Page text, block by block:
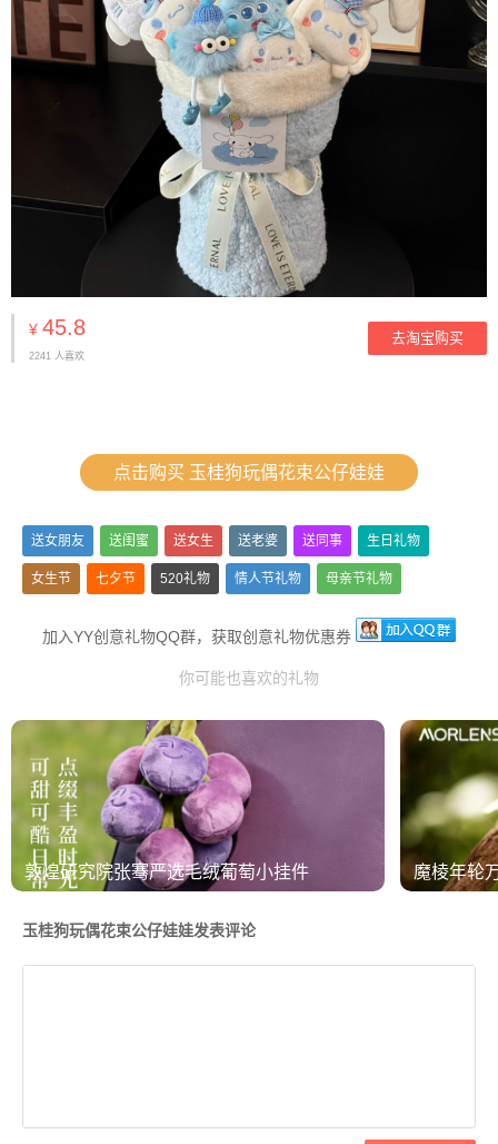
¥ 45.8
2241 人喜欢
去淘宝购买
点击购买 玉桂狗玩偶花束公仔娃娃
送女朋友 送闺蜜 送女生 送老婆 送同事 生日礼物
女生节 七夕节 520礼物 情人节礼物 母亲节礼物
加入YY创意礼物QQ群，获取创意礼物优惠券
你可能也喜欢的礼物
敦煌研究院张骞严选毛绒葡萄小挂件 魔棱年轮
玉桂狗玩偶花束公仔娃娃发表评论